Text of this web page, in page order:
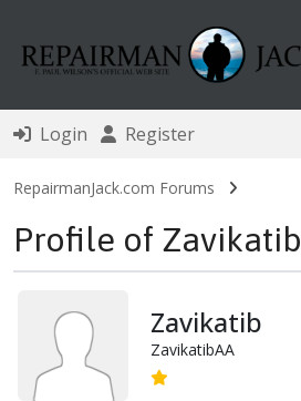
Login Register
RepairmanJack.com Forums
Profile of Zavikatib
Zavikatib
ZavikatibAA